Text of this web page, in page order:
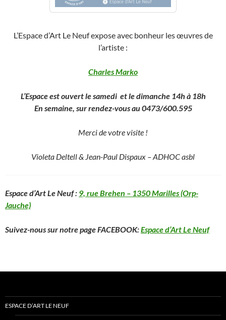
L’Espace d’Art Le Neuf expose avec bonheur les œuvres de
l’artiste :
Charles Marko
L’Espace est ouvert le samedi et le dimanche 14h à 18h
En semaine, sur rendez-vous au 0473/600.595
Merci de votre visite !
Violeta Deltell & Jean-Paul Dispaux – ADHOC asbl
Espace d’Art Le Neuf : 9, rue Brehen – 1350 Marilles (Orp-
Jauche)
Suivez-nous sur notre page FACEBOOK:Espace d’Art Le Neuf
ESPACE D’ART LE NEUF